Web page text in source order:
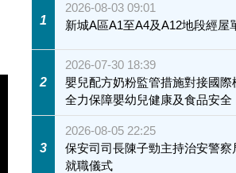
1
2026-08-03 09:01
新城A區A1至A4及A12地段經屋
2
2026-07-30 18:39
嬰兒配方奶粉監管措施對接國
全力保障嬰幼兒健康及食品安全
3
2026-08-05 22:25
保安司司長陳子勁主持治安警察
就職儀式